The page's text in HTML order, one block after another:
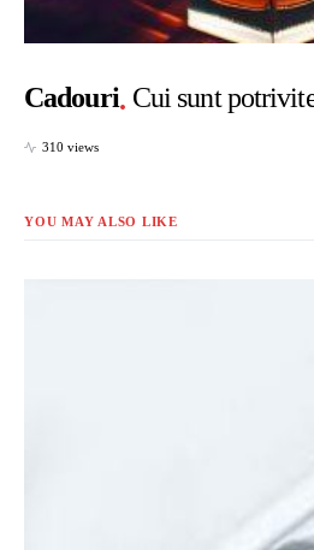
Cadouri Cui sunt
310 views
YOU MAY ALSO LIKE